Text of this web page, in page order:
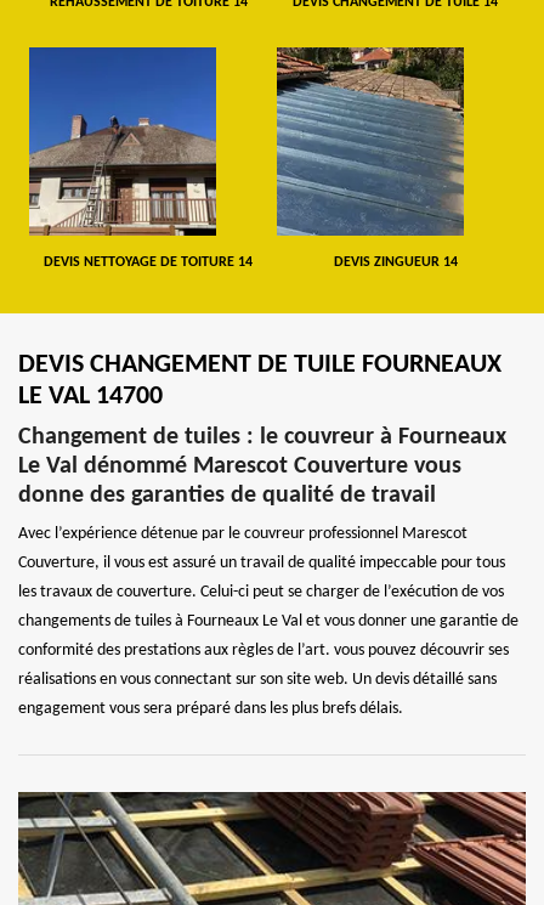
DEVIS NETTOYAGE DE TOITURE 14 DEVIS ZINGUEUR 14
DEVIS CHANGEMENT DE TUILE FOURNEAUX
LE VAL 14700
Changement de tuiles : le couvreur à Fourneaux
Le Val dénommé Marescot Couverture vous
donne des garanties de qualité de travail
Avec l’expérience détenue par le couvreur professionnel Marescot
Couverture, il vous est assuré un travail de qualité impeccable pour tous
les travaux de couverture. Celui-ci peut se charger de l’exécution de vos
changements de tuiles à Fourneaux Le Val et vous donner une garantie de
conformité des prestations aux règles de l’art. vous pouvez découvrir ses
réalisations en vous connectant sur son site web. Un devis détaillé sans
engagement vous sera préparé dans les plus brefs délais.